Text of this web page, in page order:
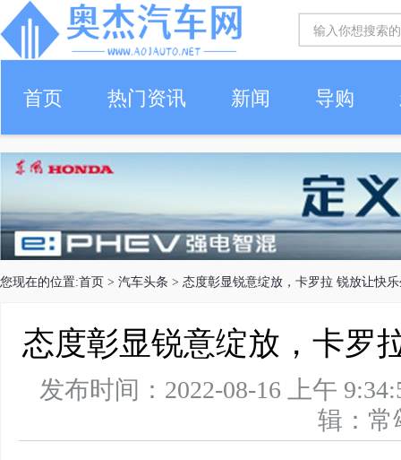
首页 热门资讯 新闻 导购
您现在的位置:首页 > 汽车头条 > 态度彰显锐意绽放，卡罗拉 锐放让快
态度彰显锐意绽放，卡罗
发布时间：2022-08-16 上午
辑：